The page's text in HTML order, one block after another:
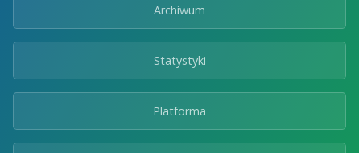
Archiwum
Statystyki
Platforma